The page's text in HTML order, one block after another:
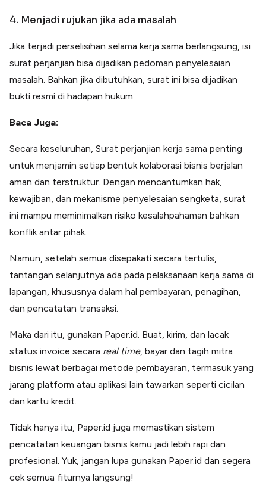
4. Menjadi rujukan jika ada masalah
Jika terjadi perselisihan selama kerja sama berlangsung, isi
surat perjanjian bisa dijadikan pedoman penyelesaian
masalah. Bahkan jika dibutuhkan, surat ini bisa dijadikan
bukti resmi di hadapan hukum.
Baca Juga:
Secara keseluruhan, Surat perjanjian kerja sama penting
untuk menjamin setiap bentuk kolaborasi bisnis berjalan
aman dan terstruktur. Dengan mencantumkan hak,
kewajiban, dan mekanisme penyelesaian sengketa, surat
ini mampu meminimalkan risiko kesalahpahaman bahkan
konflik antar pihak.
Namun, setelah semua disepakati secara tertulis,
tantangan selanjutnya ada pada pelaksanaan kerja sama di
lapangan, khususnya dalam hal pembayaran, penagihan,
dan pencatatan transaksi.
Maka dari itu, gunakan Paper.id. Buat, kirim, dan lacak
status invoice secara real time, bayar dan tagih mitra
bisnis lewat berbagai metode pembayaran, termasuk yang
jarang platform atau aplikasi lain tawarkan seperti cicilan
dan kartu kredit.
Tidak hanya itu, Paper.id juga memastikan sistem
pencatatan keuangan bisnis kamu jadi lebih rapi dan
profesional. Yuk, jangan lupa gunakan Paper.id dan segera
cek semua fiturnya langsung!